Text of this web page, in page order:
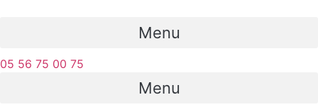
Menu
05 56 75 00 75
Menu